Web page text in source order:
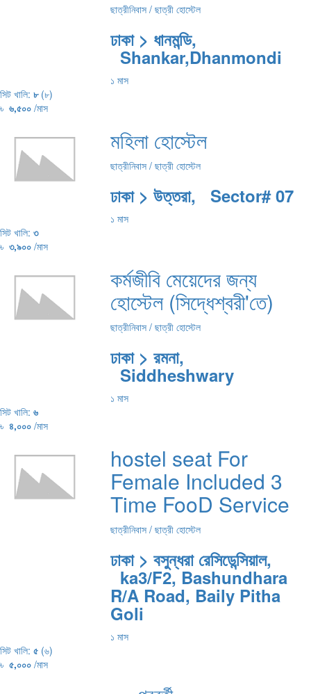
ছাত্রীনিবাস / ছাত্রী হোস্টেল
ঢাকা > ধানমন্ডি,
Shankar,Dhanmondi
১ মাস
সিট খালি: ৮(৮)
৳ ৬,৫০০ /মাস
মহিলা হোস্টেল
ছাত্রীনিবাস / ছাত্রী হোস্টেল
ঢাকা > উত্তরা, Sector# 07
১ মাস
সিট খালি: ৩
৳ ৩,৯০০ /মাস
কর্মজীবি মেয়েদের জন্য
হোস্টেল (সিদ্ধেশ্বরী'তে)
ছাত্রীনিবাস / ছাত্রী হোস্টেল
ঢাকা > রমনা,
Siddheshwary
১ মাস
সিট খালি: ৬
৳ ৪,০০০ /মাস
hostel seat For
Female Included 3
Time FooD Service
ছাত্রীনিবাস / ছাত্রী হোস্টেল
ঢাকা > বসুন্ধরা রেসিডেন্সিয়াল,
ka3/F2, Bashundhara
R/A Road, Baily Pitha
Goli
১ মাস
সিট খালি: ৫ (৬)
৳ ৫,০০০ /মাস